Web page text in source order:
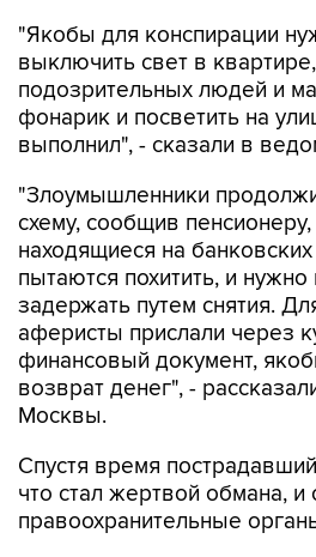
"Якобы для конспирации
выключить свет в
подозрительных людей и
фонарик и посветить на
выполнил", - сказали в
"Злоумышленники
схему, сообщив пенсионеру,
находящиеся на
пытаются похитить, и нужно
задержать путем снятия.
аферисты прислали через
финансовый документ,
возврат денег", -
Москвы.
Спустя время
что стал жертвой обмана, и
правоохранительные